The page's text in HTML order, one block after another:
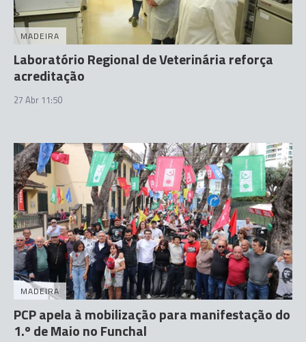
MADEIRA
Laboratório Regional de Veterinária reforça
acreditação
27 Abr 11:50
MADEIRA
PCP apela à mobilização para manifestação do
1.º de Maio no Funchal